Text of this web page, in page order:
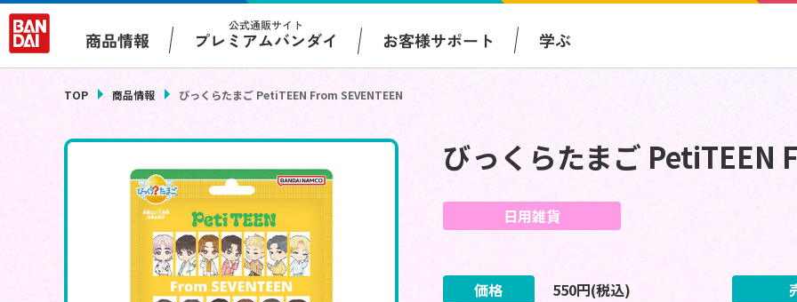
商品情報
公式通販サイト
プレミアムバンダイ お客様サポート 学ぶ
TOP 商品情報 びっくらたまご PetiTEEN From SEVENTEEN
びっくらたまご PetiTEEN
日用雑貨
価格 550円(税込)